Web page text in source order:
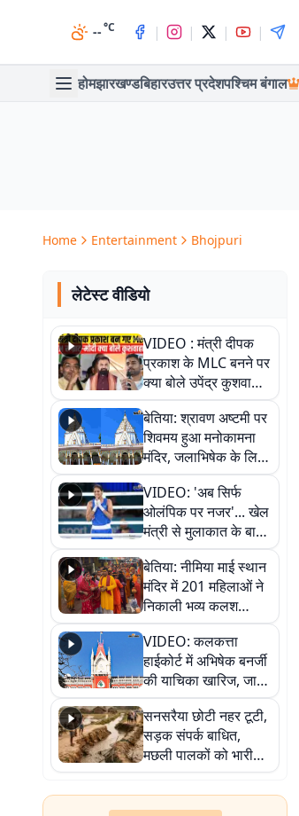
--°C | | | |
होमझारखण्डबिहारउत्तर प्रदेशपश्चिम बंगाल
Home Entertainment Bhojpuri
लेटेस्ट वीडियो
VIDEO : मंत्री दीपक
प्रकाश के MLC बनने पर
क्या बोले उपेंद्र कुशवाहा,
सुनिए
बेतिया: श्रावण अष्टमी पर
शिवमय हुआ मनोकामना
मंदिर, जलाभिषेक के लिए
लगी लंबी कतारें
VIDEO: 'अब सिर्फ
ओलंपिक पर नजर'... खेल
मंत्री से मुलाकात के बाद
जैसमीन लंबोरिया का बड़ा
बयान
बेतिया: नीमिया माई स्थान
मंदिर में 201 महिलाओं ने
निकाली भव्य कलश
शोभायात्रा, शिवलिंग
प्राण-प्रतिष्ठा महोत्सव
शुरू
VIDEO: कलकत्ता
हाईकोर्ट में अभिषेक बनर्जी
की याचिका खारिज, जानें
क्या है पूरा मामला
सनसरैया छोटी नहर टूटी,
सड़क संपर्क बाधित,
मछली पालकों को भारी
नुकसान